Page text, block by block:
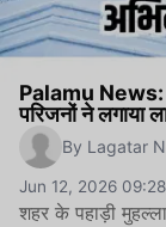
Palamu News:
परिजनों ने लगाया
By Lagatar
Jun 12, 2026
शहर के पहाड़ी